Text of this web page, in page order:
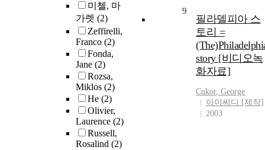
미첼, 마
가렛 (2)
Zeffirelli,
Franco (2)
Fonda,
Jane (2)
Rozsa,
Miklos (2)
He (2)
Olivier,
Laurence (2)
Russell,
Rosalind (2)
9
필라델피아 스
토리 =
story [비디오녹
화자료]
Cukor, George
아이씨디 [제작]
2003